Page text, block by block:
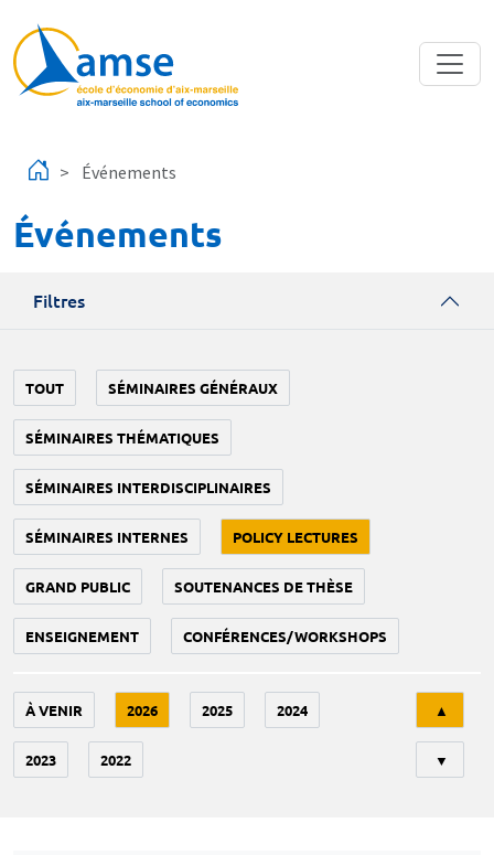
Événements
Événements
Filtres
TOUT SÉMINAIRES GÉNÉRAUX
SÉMINAIRES THÉMATIQUES
SÉMINAIRES INTERDISCIPLINAIRES
SÉMINAIRES INTERNES POLICY LECTURES
GRAND PUBLIC SOUTENANCES DE THÈSE
ENSEIGNEMENT CONFÉRENCES/WORKSHOPS
À VENIR 2026 2025 2024
2023 2022
▲
▼